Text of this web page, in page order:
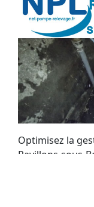
Optimisez la
Pavillons-sous-